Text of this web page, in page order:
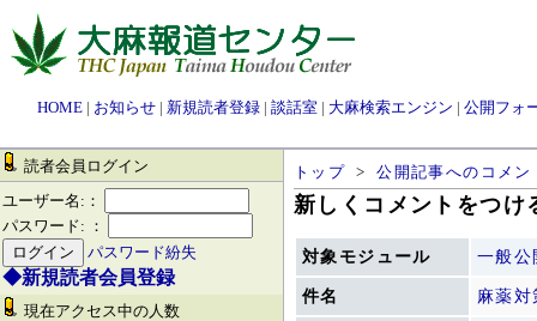
HOME | お知らせ | 新規読者登録 | 談話室 | 大麻検索エンジン | 公開フォ
読者会員ログイン
ユーザー名:：
パスワード: ：
パスワード紛失
◆新規読者会員登録
現在アクセス中の人数
トップ >公開記事へのコメン
新しくコメントをつ
対象モジュール 一般公
件名 麻薬